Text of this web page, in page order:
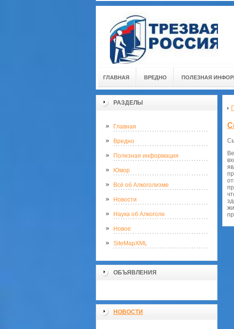
ГЛАВНАЯ ВРЕДНО ПОЛЕЗНАЯ
РАЗДЕЛЫ
Главная
Вредно
Полезная информация
Юмор
Всё об Алкоголизме
Новости
Наука об Алкоголе
Новое
SiteMapXML
ОБЪЯВЛЕНИЯ
НОВОСТИ